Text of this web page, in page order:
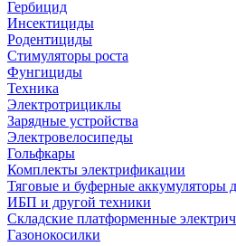
Гербицид
Инсектициды
Родентициды
Стимуляторы роста
Фунгициды
Техника
Электротрициклы
Зарядные устройства
Электровелосипеды
Гольфкары
Комплекты электрификации
Тяговые и буферные аккумуляторы
ИБП и другой техники
Складские платформенные
Газонокосилки